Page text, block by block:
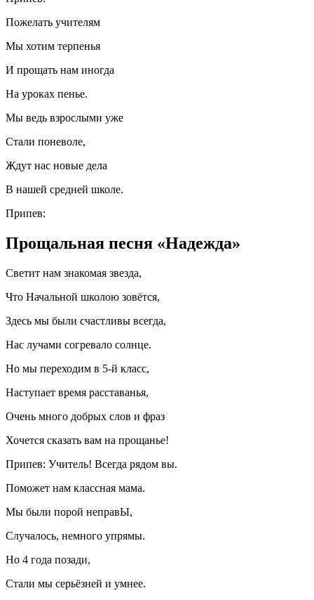
Пожелать учителям
Мы хотим терпенья
И прощать нам иногда
На уроках пенье.
Мы ведь взрослыми уже
Стали поневоле,
Ждут нас новые дела
В нашей средней школе.
Припев:
Прощальная песня «Надежда»
Светит нам знакомая звезда,
Что Начальной школою зовётся,
Здесь мы были счастливы всегда,
Нас лучами согревало солнце.
Но мы переходим в 5-й класс,
Наступает время расставанья,
Очень много добрых слов и фраз
Хочется сказать вам на прощанье!
Припев: Учитель! Всегда рядом вы.
Поможет нам классная мама.
Мы были порой неправЫ,
Случалось, немного упрямы.
Но 4 года позади,
Стали мы серьёзней и умнее.